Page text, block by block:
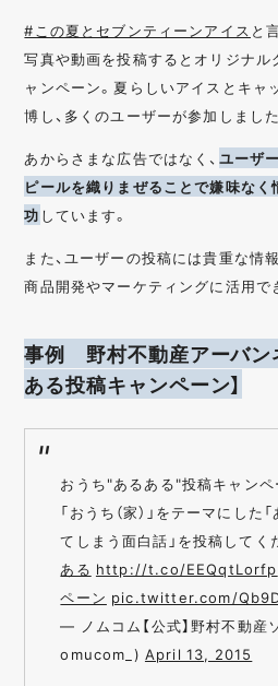
#この夏とセブンティーンアイス と
写真や動画を投稿するとオリジナル
ャンペーン。夏らしいアイスとキャ
博し、多くのユーザーが参加しました
あからさまな広告ではなく、 ユーザ
ピールを織りまぜることで嫌味な
功 しています。
また、ユーザーの投稿には貴重な情
商品開発やマーケティングに活用で
事例 野村不動産アーバン
ある投稿キャンペーン】
おうち"あるある"投稿キャンペ
「おうち（家）」をテーマにした
てしまう面白話」を投稿してく
ある http://t.co/EEQqtLorfp
ペーン pic.twitter.com/
— ノムコム【公式】野村不動産
omucom_) April 13, 2015